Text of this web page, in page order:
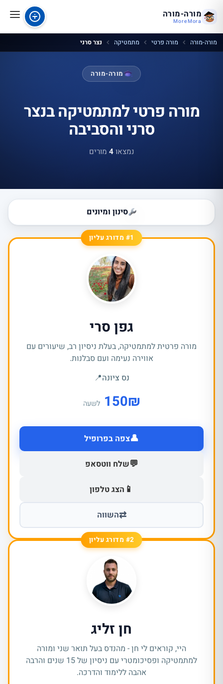
מורה-מורה
MoreMora
מורה-מורה מורה פרטי מתמטיקה נצר סרני
מורה-מורה
מורה פרטי למתמטיקה בנצר
סרני והסביבה
נמצאו4 מורים
סינון ומיונים
#1 מדורג עליון
גפן סרי
מורה פרטית למתמטיקה, בעלת ניסיון רב, שיעורים עם
אווירה נעימה ועם סבלנות.
נס ציונה📍
₪
150 לשעה
👤צפה בפרופיל
💬שלח ווטסאפ
📱 הצג טלפון
⇄השווה
#2 מדורג עליון
חן זליג
היי, קוראים לי חן - מהנדס בעל תואר שני ומורה
למתמטיקה ופסיכומטרי עם ניסיון של 15 שנים והרבה
אהבה ללימוד והדרכה.